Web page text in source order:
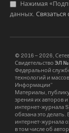
Нажимая
данных. Связаться
© 2016 – 2026,
Свидетельство ЭЛ №
Федеральной
технологий и
Информации”
Материалы,
зрения их авторов
интернет-журнала
обязана это
интернет-журнала
в том числе об